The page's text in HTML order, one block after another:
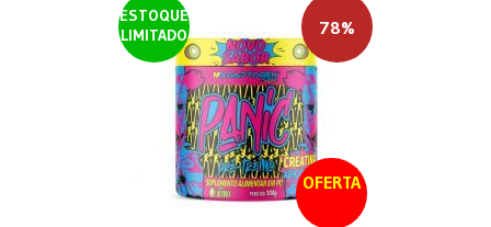
ESTOQUE
LIMITADO
OFERTA
78%